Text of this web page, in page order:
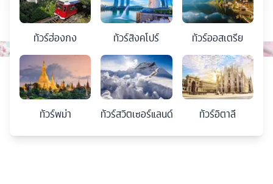
ทัวร์ฮ่องกง ทัวร์สิงคโปร์ ทัวร์ออสเตรีย
ทัวร์พม่า ทัวร์สวิตเซอร์แลนด์ ทัวร์อิตาลี